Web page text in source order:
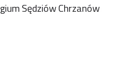
Sędziów Chrzanów